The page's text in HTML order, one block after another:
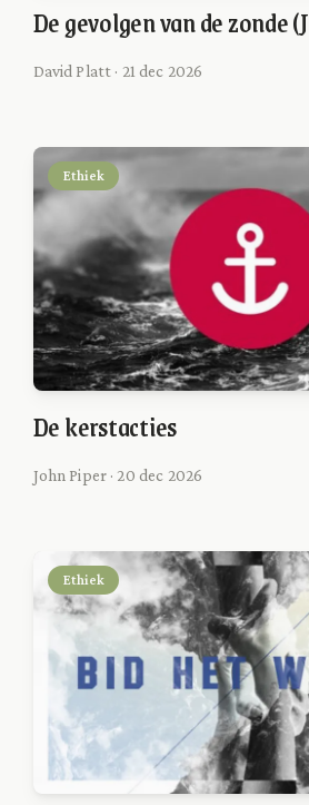
De gevolgen van de zonde
David Platt · 21 dec 2026
Ethiek
De kerstacties
John Piper · 20 dec 2026
Ethiek